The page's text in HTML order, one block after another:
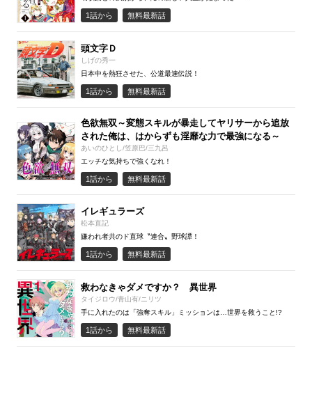
1話から 無料最新話
頭文字Ｄ
しげの秀一
日本中を熱狂させた、公道最速伝説！
1話から 無料最新話
色欲無双～変態スキルが暴走してヤリサーから追放
された俺は、はからずも淫靡な力で最強になる～
あいのひとし/笠原巴/三九呂
エッチな気持ちで強くなれ！
1話から 無料最新話
イレギュラーズ
松本直記
嫌われ者共のド直球〝連合〟野球譚！
1話から 無料最新話
救わなきゃダメですか？ 異世界
タイジロウ/青山有/ニリツ
手に入れたのは「強奪スキル」ミッションは…世界を救うこと!?
1話から 無料最新話